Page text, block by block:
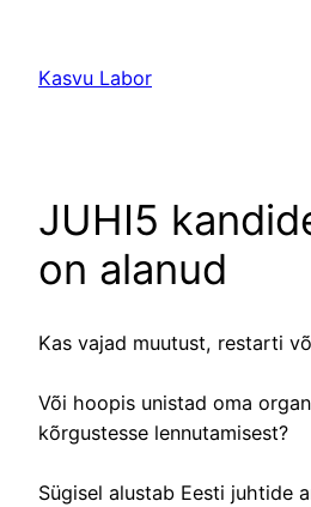
juurde
Kasvu Labor
JUHI5
on alanud
Kas vajad muutust, restarti
Või hoopis unistad oma
kõrgustesse lennutamisest?
Sügisel alustab Eesti juhtide